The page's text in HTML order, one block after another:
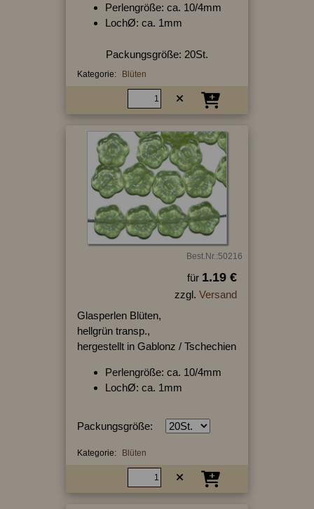
Perlengröße: ca. 10/4mm
LochØ: ca. 1mm
Packungsgröße: 20St.
Kategorie: Blüten
Best.Nr.:50216
für 1.19 €
zzgl. Versand
Glasperlen Blüten,
hellgrün transp.,
hergestellt in Gablonz / Tschechien
Perlengröße: ca. 10/4mm
LochØ: ca. 1mm
Packungsgröße:
Kategorie: Blüten